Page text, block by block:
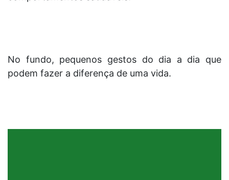
No fundo, pequenos gestos do dia a dia que
podem fazer a diferença de uma vida.